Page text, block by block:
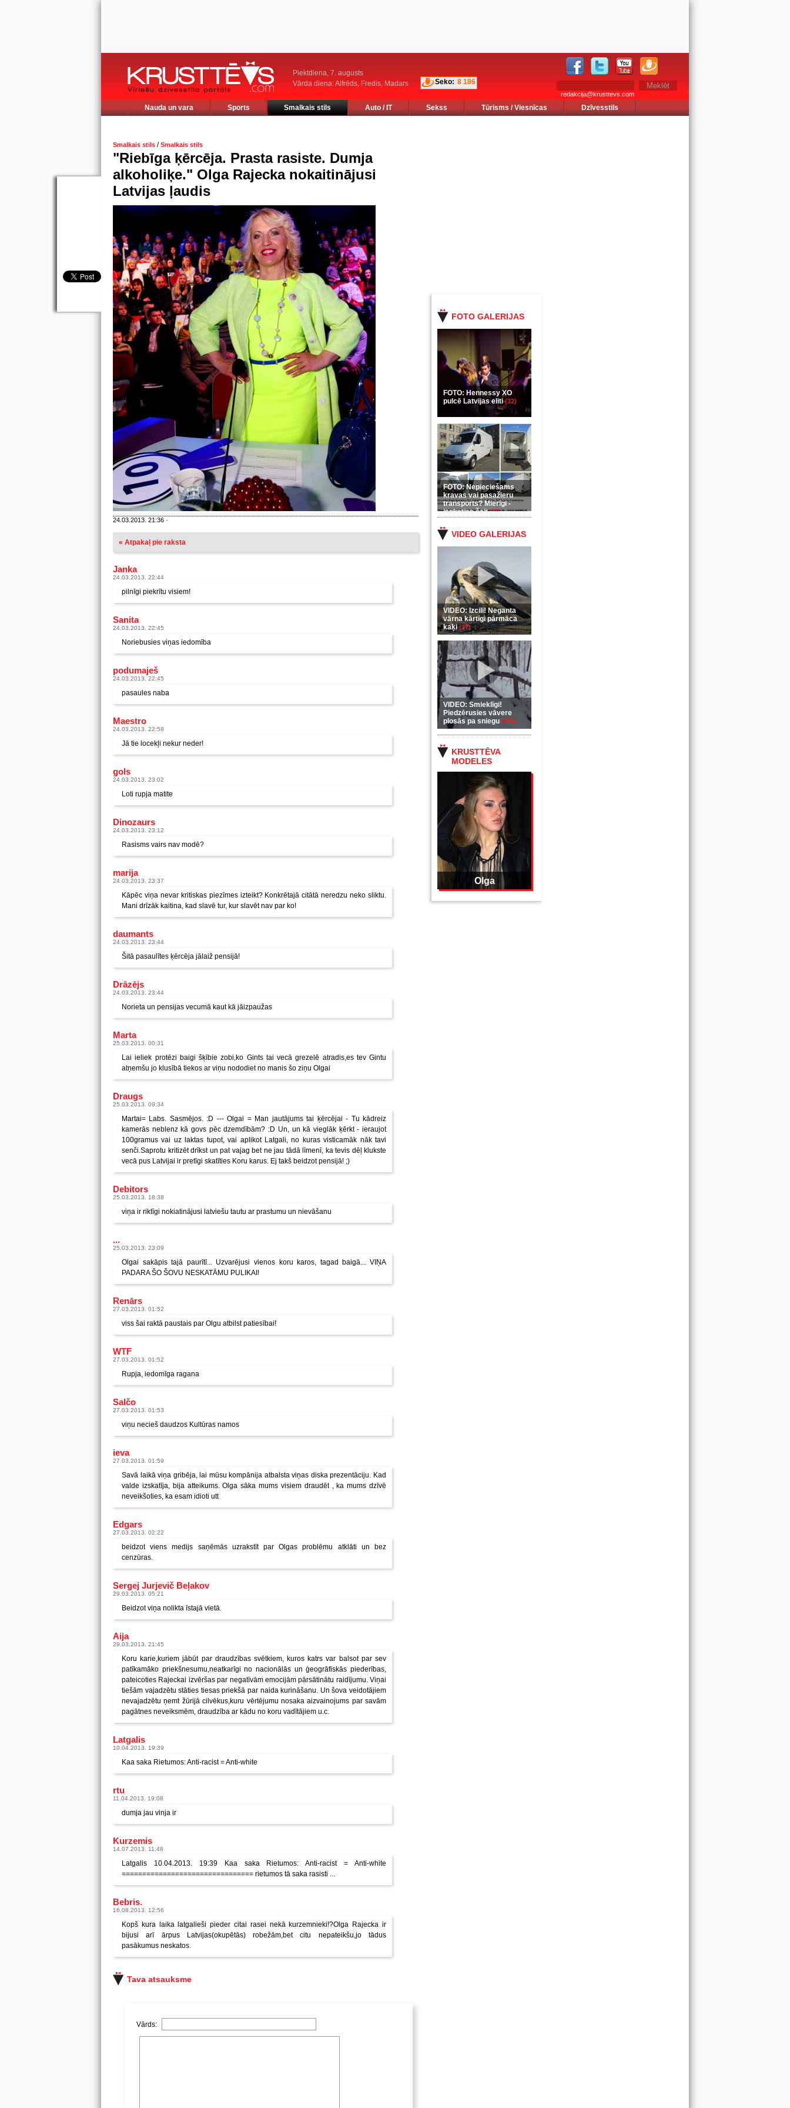
Piektdiena, 7. augusts
Vārda diena: Alfrēds, Fredis, Madars
Seko: 8 186
redakcija@krusttevs.com
Nauda un vara Sports Smalkais stils Auto / IT Sekss Tūrisms / Viesnīcas Dzīvesstils
FOTO GALERIJAS
FOTO: Hennessy XO
pulcē Latvijas eliti(32)
FOTO: Nepieciešams
kravas vai pasažieru
transports? Mierīgi -
ieskaties šeit(35)
VIDEO GALERIJAS
VIDEO: Izcili! Neganta
vārna kārtīgi pārmāca
kaķi(37)
VIDEO: Smieklīgi!
Piedzērusies vāvere
plosās pa sniegu (255)
KRUSTTĒVA
MODELES
Olga
Smalkais stils /Smalkais stils
"Riebīga ķērcēja. Prasta rasiste. Dumja
alkoholiķe." Olga Rajecka nokaitinājusi
Latvijas ļaudis
24.03.2013. 21:36 ·
« Atpakaļ pie raksta
Janka
24.03.2013. 22:44
pilnīgi piekrītu visiem!
Sanita
24.03.2013. 22:45
Noriebusies viņas iedomība
podumaješ
24.03.2013. 22:45
pasaules naba
Maestro
24.03.2013. 22:58
Jā tie locekļi nekur neder!
gols
24.03.2013. 23:02
Loti rupja matite
Dinozaurs
24.03.2013. 23:12
Rasisms vairs nav modē?
marija
24.03.2013. 23:37
Kāpēc viņa nevar kritiskas piezīmes izteikt? Konkrētajā citātā neredzu neko sliktu.
Mani drīzāk kaitina, kad slavē tur, kur slavēt nav par ko!
daumants
24.03.2013. 23:44
Šitā pasaulītes ķērcēja jālaiž pensijā!
Drāzējs
24.03.2013. 23:44
Norieta un pensijas vecumā kaut kā jāizpaužas
Marta
25.03.2013. 00:31
Lai ieliek protēzi baigi šķībie zobi,ko Gints tai vecā grezelē atradis,es tev Gintu
atņemšu jo klusībā tiekos ar viņu nododiet no manis šo ziņu Olgai
Draugs
25.03.2013. 09:34
Martai= Labs. Sasmējos. :D --- Olgai = Man jautājums tai ķērcējai - Tu kādreiz
kamerās neblenz kā govs pēc dzemdībām? :D Un, un kā vieglāk ķērkt - ieraujot
100gramus vai uz laktas tupot, vai aplikot Latgali, no kuras visticamāk nāk tavi
senči.Saprotu kritizēt drīkst un pat vajag bet ne jau tādā līmenī, ka tevis dēļ klukste
vecā pus Latvijai ir pretīgi skatīties Koru karus. Ej takš beidzot pensijā! ;)
Debitors
25.03.2013. 18:38
viņa ir riktīgi nokiatinājusi latviešu tautu ar prastumu un nievāšanu
...
25.03.2013. 23:09
Olgai sakāpis tajā paurītī... Uzvarējusi vienos koru karos, tagad baigā... VIŅA
PADARA ŠO ŠOVU NESKATĀMU PULIKAI!
Renārs
27.03.2013. 01:52
viss šai raktā paustais par Olgu atbilst patiesībai!
WTF
27.03.2013. 01:52
Rupja, iedomīga ragana
Salčo
27.03.2013. 01:53
viņu necieš daudzos Kultūras namos
ieva
27.03.2013. 01:59
Savā laikā viņa gribēja, lai mūsu kompānija atbalsta viņas diska prezentāciju. Kad
valde izskatīja, bija atteikums. Olga sāka mums visiem draudēt , ka mums dzīvē
neveikšoties, ka esam idioti utt
Edgars
27.03.2013. 02:22
beidzot viens medijs saņēmās uzrakstīt par Olgas problēmu atklāti un bez
cenzūras.
Sergej Jurjevič Beļakov
29.03.2013. 05:21
Beidzot viņa nolikta īstajā vietā.
Aija
29.03.2013. 21:45
Koru karie,kuriem jābūt par draudzības svētkiem, kuros katrs var balsot par sev
patīkamāko priekšnesumu,neatkarīgi no nacionālās un ģeogrāfiskās piederības,
pateicoties Rajeckai izvēršas par negatīvām emocijām pārsātinātu raidījumu. Viņai
tiešām vajadzētu stāties tiesas priekšā par naida kurināšanu. Un šova veidotājiem
nevajadzētu ņemt žūrijā cilvēkus,kuru vērtējumu nosaka aizvainojums par savām
pagātnes neveiksmēm, draudzība ar kādu no koru vadītājiem u.c.
Latgalis
10.04.2013. 19:39
Kaa saka Rietumos: Anti-racist = Anti-white
rtu
11.04.2013. 19:08
dumja jau vinja ir
Kurzemis
14.07.2013. 11:48
Latgalis 10.04.2013. 19:39 Kaa saka Rietumos: Anti-racist = Anti-white
================================ rietumos tā saka rasisti ...
Bebris.
16.08.2013. 12:56
Kopš kura laika latgalieši pieder citai rasei nekā kurzemnieki!?Olga Rajecka ir
bijusi arī ārpus Latvijas(okupētās) robežām,bet citu nepateikšu,jo tādus
pasākumus neskatos.
Tava atsauksme
Vārds: